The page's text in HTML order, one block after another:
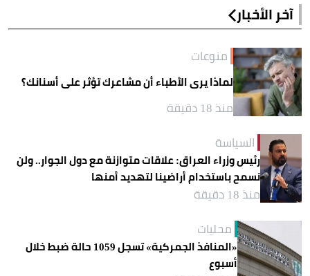
آخر الأخبار
منوعات
لماذا يرى الأطباء أن مشاعرك تؤثر على أسنانك؟
منذ 18 دقيقة
السياسة
رئيس وزراء العراق: علاقات متوازنة مع دول الجوار.. ولن
نسمح باستخدام أراضينا لتهديد أمنها
منذ 18 دقيقة
محليات
«المنافذ الجمركية» تسجل 1059 حالة ضبط خلال
أسبوع